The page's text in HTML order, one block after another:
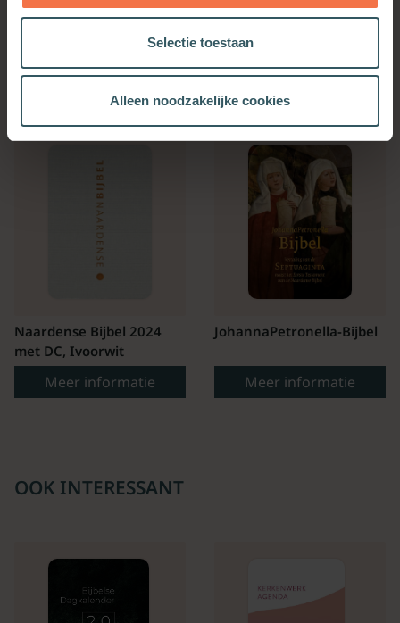
Selectie toestaan
Alleen noodzakelijke cookies
Naardense bijbel
Meer informatie
Gooische Bijbel
Meer informatie
Naardense Bijbel 2024
met DC, Ivoorwit
Meer informatie
JohannaPetronella-Bijbel
Meer informatie
OOK INTERESSANT